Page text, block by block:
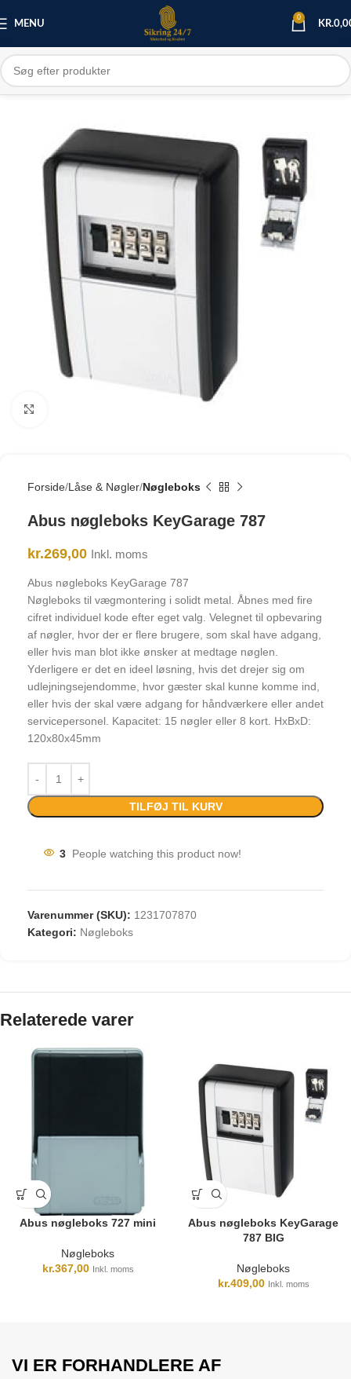
MENU
0
KR.
Forside Låse & Nøgler Nøgleboks
Abus nøgleboks KeyGarage 787
kr.269,00 Inkl. moms
Abus nøgleboks KeyGarage 787
Nøgleboks til vægmontering i solidt metal. Åbnes med fire
cifret individuel kode efter eget valg. Velegnet til opbevaring
af nøgler, hvor der er flere brugere, som skal have adgang,
eller hvis man blot ikke ønsker at medtage nøglen.
Yderligere er det en ideel løsning, hvis det drejer sig om
udlejningsejendomme, hvor gæster skal kunne komme ind,
eller hvis der skal være adgang for håndværkere eller andet
servicepersonel. Kapacitet: 15 nøgler eller 8 kort. HxBxD:
120x80x45mm
TILFØJ TIL KURV
3 People watching this product now!
Varenummer (SKU): 1231707870
Kategori: Nøgleboks
Relaterede varer
Abus nøgleboks 727 mini
Nøgleboks
kr.367,00 Inkl. moms
Abus nøgleboks KeyGarage
787 BIG
Nøgleboks
kr.409,00 Inkl. moms
VI ER FORHANDLERE AF